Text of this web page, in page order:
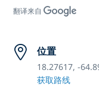
翻译来自
位置
18.27617, -
获取路线